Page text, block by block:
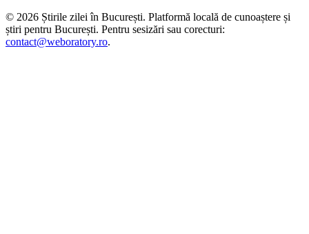
© 2026 Știrile zilei în București. Platformă locală de cunoaștere și
știri pentru București. Pentru sesizări sau corecturi:
contact@weboratory.ro.